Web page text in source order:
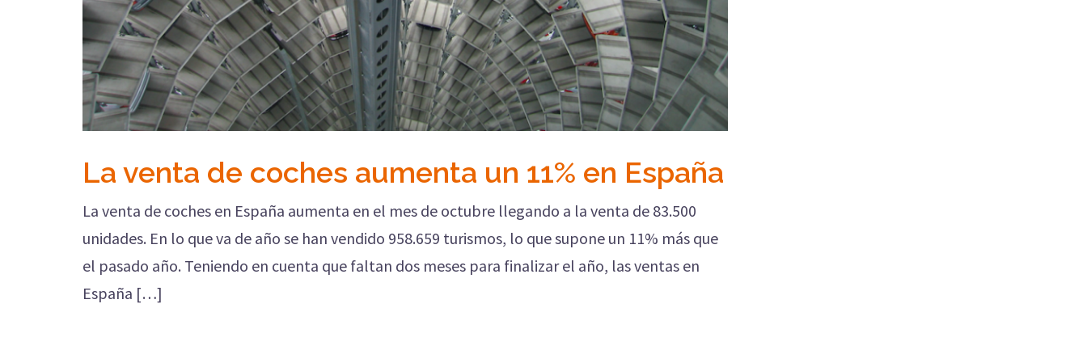
La venta de coches aumenta un 11% en España
La venta de coches en España aumenta en el mes de octubre llegando a la venta de 83.500
unidades. En lo que va de año se han vendido 958.659 turismos, lo que supone un 11% más que
el pasado año. Teniendo en cuenta que faltan dos meses para finalizar el año, las ventas en
España […]